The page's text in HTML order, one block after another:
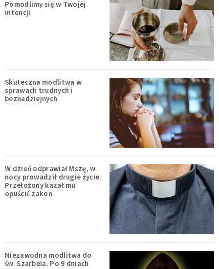
Pomodlimy się w Twojej
intencji
Skuteczna modlitwa w
sprawach trudnych i
beznadziejnych
W dzień odprawiał Mszę, w
nocy prowadził drugie życie.
Przełożony kazał mu
opuścić zakon
Niezawodna modlitwa do
św. Szarbela. Po 9 dniach